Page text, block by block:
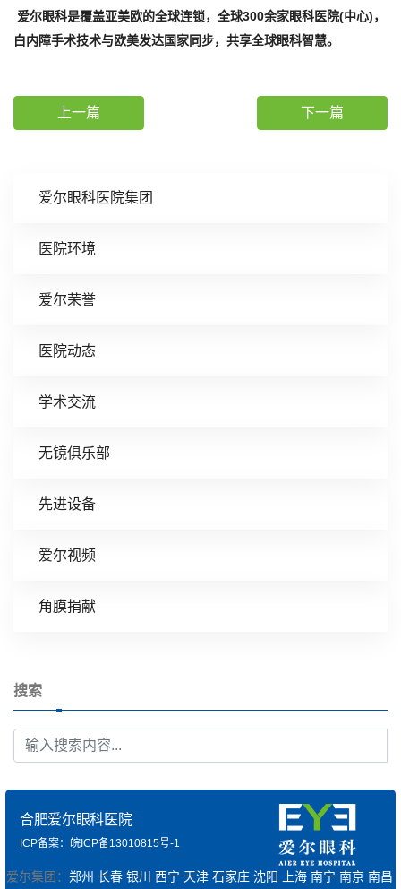
爱尔眼科医院集团
医院环境
爱尔荣誉
医院动态
学术交流
无镜俱乐部
先进设备
爱尔视频
角膜捐献
搜索
爱尔眼科是覆盖亚美欧的全球连锁，全球300余家眼科医院(中心)，
白内障手术技术与欧美发达国家同步，共享全球眼科智慧。
上一篇 下一篇
合肥爱尔眼科医院
ICP备案：皖ICP备13010815号-1
爱尔集团： 郑州 长春 银川 西宁 天津 石家庄 沈阳 上海 南宁 南京 南昌